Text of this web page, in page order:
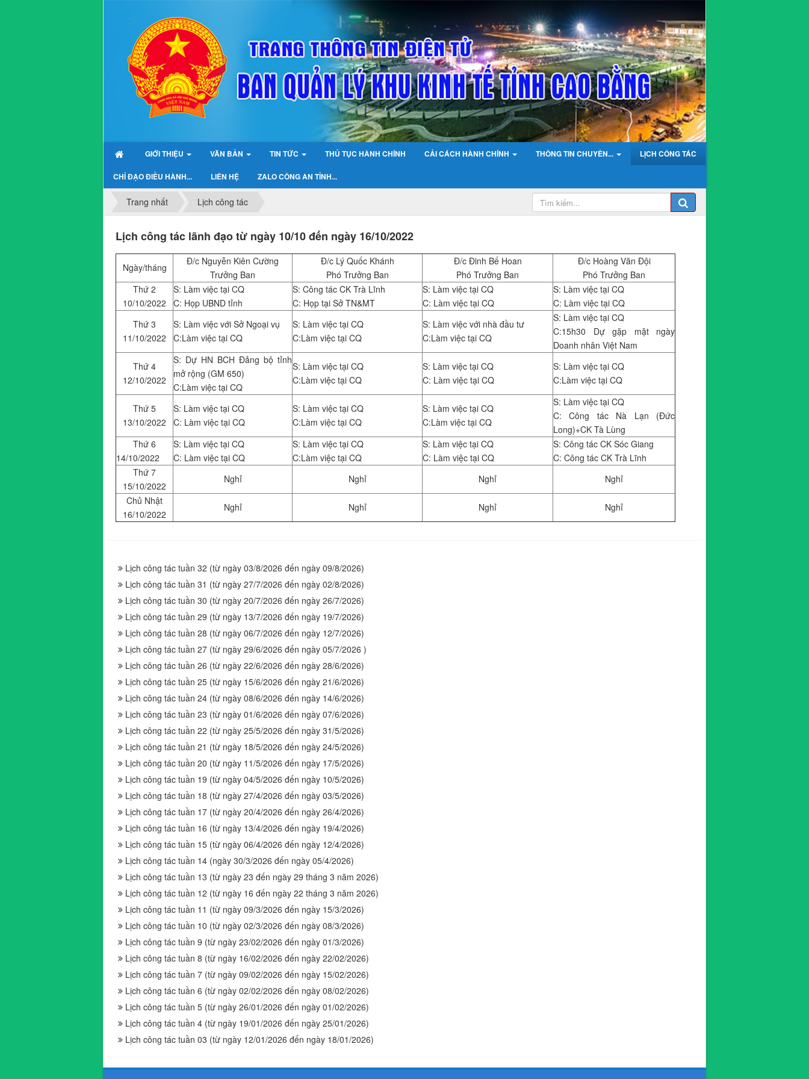
GIỚI THIỆU VĂN BẢN TIN TỨC THỦ TỤC HÀNH CHÍNH CẢI CÁCH HÀNH CHÍNH THÔNG TIN CHUYÊN... LỊCH CÔNG TÁC
CHỈ ĐẠO ĐIỀU HÀNH... LIÊN HỆ ZALO CÔNG AN TỈNH...
Trang nhất Lịch công tác
Lịch công tác lãnh đạo từ ngày 10/10 đến ngày 16/10/2022
Ngày/tháng
Đ/c Nguyễn Kiên Cường
Trưởng Ban
Đ/c Lý Quốc Khánh
Phó Trưởng Ban
Đ/c Đinh Bế Hoan
Phó Trưởng Ban
Đ/c Hoàng Văn Đội
Phó Trưởng Ban
Thứ 2
10/10/2022
S: Làm việc tại CQ
C: Họp UBND tỉnh
S: Công tác CK Trà Lĩnh
C: Họp tại Sở TN&MT
S: Làm việc tại CQ
C: Làm việc tại CQ
S: Làm việc tại CQ
C: Làm việc tại CQ
Thứ 3
11/10/2022
S: Làm việc với Sở Ngoại vụ
C:Làm việc tại CQ
S: Làm việc tại CQ
C:Làm việc tại CQ
S: Làm việc với nhà đầu tư
C:Làm việc tại CQ
S: Làm việc tại CQ
C:15h30 Dự gặp mặt ngày
Doanh nhân Việt Nam
Thứ 4
12/10/2022
S: Dự HN BCH Đảng bộ tỉnh
mở rộng (GM 650)
C:Làm việc tại CQ
S: Làm việc tại CQ
C:Làm việc tại CQ
S: Làm việc tại CQ
C: Làm việc tại CQ
S: Làm việc tại CQ
C:Làm việc tại CQ
Thứ 5
13/10/2022
S: Làm việc tại CQ
C: Làm việc tại CQ
S: Làm việc tại CQ
C:Làm việc tại CQ
S: Làm việc tại CQ
C:Làm việc tại CQ
S: Làm việc tại CQ
C: Công tác Nà Lạn (Đức
Long)+CK Tà Lùng
Thứ 6
14/10/2022
S: Làm việc tại CQ
C: Làm việc tại CQ
S: Làm việc tại CQ
C:Làm việc tại CQ
S: Làm việc tại CQ
C: Làm việc tại CQ
S: Công tác CK Sóc Giang
C: Công tác CK Trà Lĩnh
Thứ 7
15/10/2022
Nghỉ Nghỉ Nghỉ
Nghỉ
Chủ Nhật
16/10/2022
Nghỉ Nghỉ Nghỉ Nghỉ
Lịch công tác tuần 32 (từ ngày 03/8/2026 đến ngày 09/8/2026)
Lịch công tác tuần 31 (từ ngày 27/7/2026 đến ngày 02/8/2026)
Lịch công tác tuần 30 (từ ngày 20/7/2026 đến ngày 26/7/2026)
Lịch công tác tuần 29 (từ ngày 13/7/2026 đến ngày 19/7/2026)
Lịch công tác tuần 28 (từ ngày 06/7/2026 đến ngày 12/7/2026)
Lịch công tác tuần 27 (từ ngày 29/6/2026 đến ngày 05/7/2026 )
Lịch công tác tuần 26 (từ ngày 22/6/2026 đến ngày 28/6/2026)
Lịch công tác tuần 25 (từ ngày 15/6/2026 đến ngày 21/6/2026)
Lịch công tác tuần 24 (từ ngày 08/6/2026 đến ngày 14/6/2026)
Lịch công tác tuần 23 (từ ngày 01/6/2026 đến ngày 07/6/2026)
Lịch công tác tuần 22 (từ ngày 25/5/2026 đến ngày 31/5/2026)
Lịch công tác tuần 21 (từ ngày 18/5/2026 đến ngày 24/5/2026)
Lịch công tác tuần 20 (từ ngày 11/5/2026 đến ngày 17/5/2026)
Lịch công tác tuần 19 (từ ngày 04/5/2026 đến ngày 10/5/2026)
Lịch công tác tuần 18 (từ ngày 27/4/2026 đến ngày 03/5/2026)
Lịch công tác tuần 17 (từ ngày 20/4/2026 đến ngày 26/4/2026)
Lịch công tác tuần 16 (từ ngày 13/4/2026 đến ngày 19/4/2026)
Lịch công tác tuần 15 (từ ngày 06/4/2026 đến ngày 12/4/2026)
Lịch công tác tuần 14 (ngày 30/3/2026 đến ngày 05/4/2026)
Lịch công tác tuần 13 (từ ngày 23 đến ngày 29 tháng 3 năm 2026)
Lịch công tác tuần 12 (từ ngày 16 đến ngày 22 tháng 3 năm 2026)
Lịch công tác tuần 11 (từ ngày 09/3/2026 đến ngày 15/3/2026)
Lịch công tác tuần 10 (từ ngày 02/3/2026 đến ngày 08/3/2026)
Lịch công tác tuần 9 (từ ngày 23/02/2026 đến ngày 01/3/2026)
Lịch công tác tuần 8 (từ ngày 16/02/2026 đến ngày 22/02/2026)
Lịch công tác tuần 7 (từ ngày 09/02/2026 đến ngày 15/02/2026)
Lịch công tác tuần 6 (từ ngày 02/02/2026 đến ngày 08/02/2026)
Lịch công tác tuần 5 (từ ngày 26/01/2026 đến ngày 01/02/2026)
Lịch công tác tuần 4 (từ ngày 19/01/2026 đến ngày 25/01/2026)
Lịch công tác tuần 03 (từ ngày 12/01/2026 đến ngày 18/01/2026)